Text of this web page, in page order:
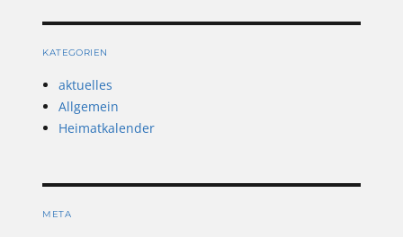
KATEGORIEN
aktuelles
Allgemein
Heimatkalender
META